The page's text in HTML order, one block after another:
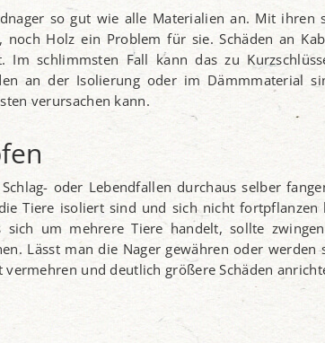
so gut wie alle Materialien an. Mit ihren
Holz ein Problem für sie. Schäden an
Im schlimmsten Fall kann das zu
an der Isolierung oder im Dämmmaterial
verursachen kann.
oder Lebendfallen durchaus selber
Tiere isoliert sind und sich nicht fortpflanzen
sich um mehrere Tiere handelt, sollte
Lässt man die Nager gewähren oder werden
und deutlich größere Schäden